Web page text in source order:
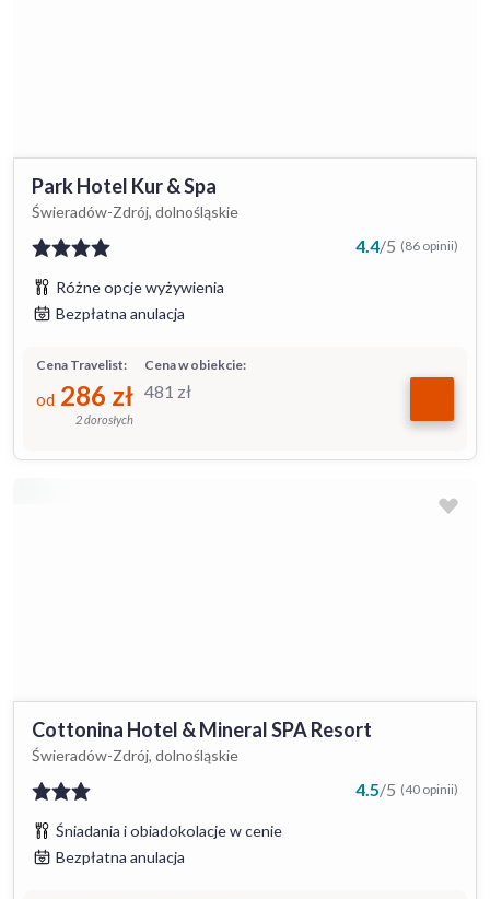
Park Hotel Kur & Spa
Świeradów-Zdrój, dolnośląskie
4.4/5 (86 opinii)
Różne opcje wyżywienia
Bezpłatna anulacja
Cena w obiekcie:
481 zł
Cena Travelist:
od 286 zł
2 dorosłych
Cottonina Hotel & Mineral SPA Resort
Świeradów-Zdrój, dolnośląskie
4.5/5 (40 opinii)
Śniadania i obiadokolacje w cenie
Bezpłatna anulacja